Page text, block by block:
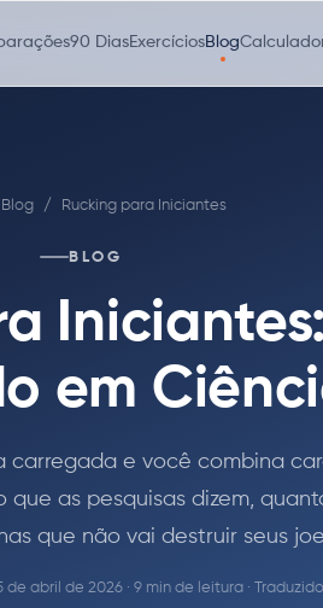
90 DiasExercíciosBlog
Blog / Rucking para Iniciantes
BLOG
em
carregada e você combina
que as pesquisas dizem,
que não vai destruir seus
de abril de 2026 · 9 min de leitura ·